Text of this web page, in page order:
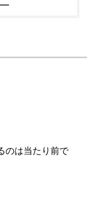
のは当たり前で